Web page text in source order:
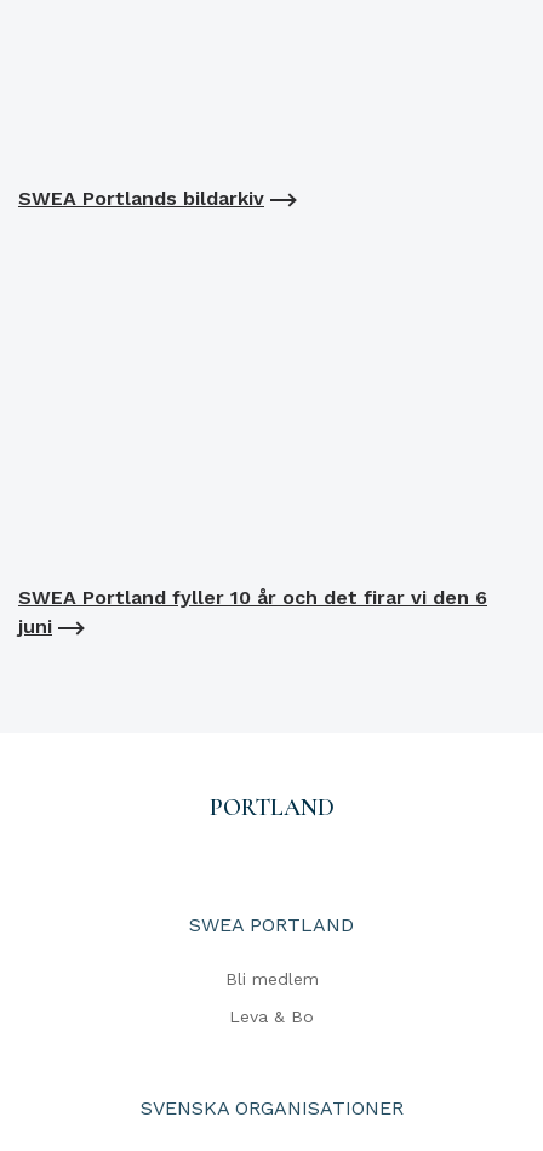
SWEA Portlands bildarkiv
SWEA Portland fyller 10 år och det firar vi den 6
juni
PORTLAND
SWEA PORTLAND
Bli medlem
Leva & Bo
SVENSKA ORGANISATIONER